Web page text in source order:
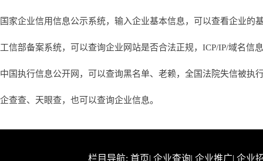
国家企业信用信息公示系统，输入企业基本信息，可以查看企业的
工信部备案系统，可以查询企业网站是否合法正规，ICP/IP/域名信
中国执行信息公开网，可以查询黑名单、老赖，全国法院失信被执
企查查、天眼查，也可以查询企业信息。
栏目导航: 首页| 企业查询| 企业推广| 企业